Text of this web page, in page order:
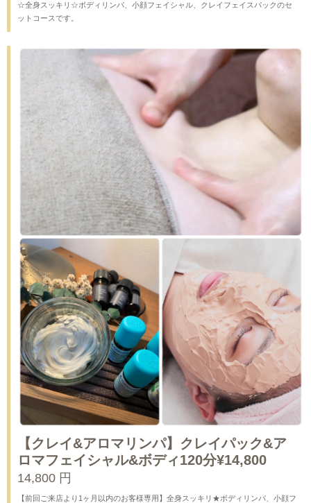
☆全身スッキリ☆ボディリンパ、小顔フェイシャル、クレイフェイスパックのセ
ットコースです。
【クレイ&アロマリンパ】クレイパック&ア
ロマフェイシャル&ボディ120分¥14,800
14,800 円
【前回ご来店より1ヶ月以内のお客様専用】全身スッキリ★ボディリンパ、小顔フ